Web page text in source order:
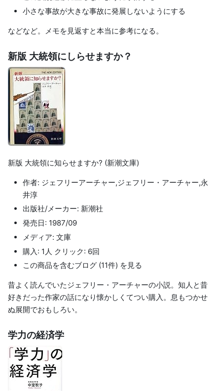
小さな事故が大きな事故に発展しないようにする
などなど。メモを見返すと本当に参考になる。
新版 大統領にしらせますか？
新版 大統領に知らせますか? (新潮文庫)
作者: ジェフリーアーチャー,ジェフリー・アーチャー,永
井淳
出版社/メーカー: 新潮社
発売日: 1987/09
メディア: 文庫
購入: 1人 クリック: 6回
この商品を含むブログ (11件) を見る
昔よく読んでいたジェフリー・アーチャーの小説。知人と昔
好きだった作家の話になり懐かしくてつい購入。息もつかせ
ぬ展開でおもしろい。
学力の経済学